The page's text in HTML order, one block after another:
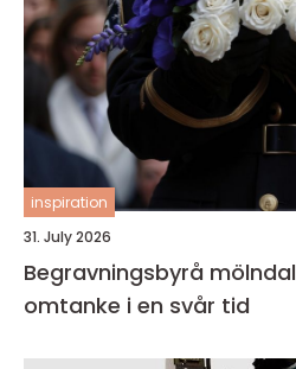
inspiration
31. July 2026
Begravningsbyrå mölndal stöd, struktur och
omtanke i en svår tid